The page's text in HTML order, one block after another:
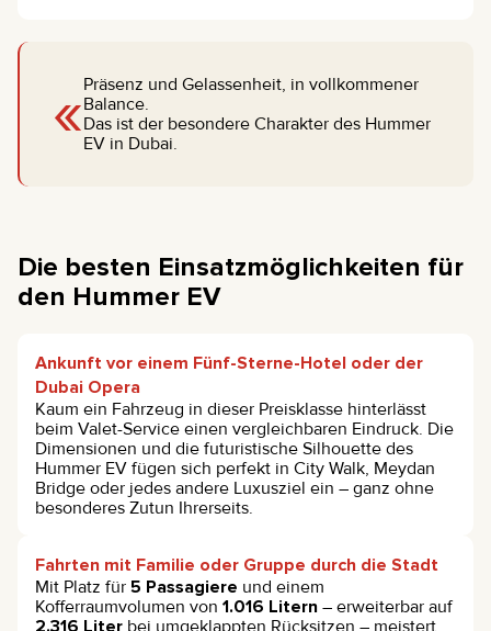
«Präsenz und Gelassenheit, in vollkommener
Balance.
Das ist der besondere Charakter des Hummer
EV in Dubai.
Die besten Einsatzmöglichkeiten für
den Hummer EV
Ankunft vor einem Fünf-Sterne-Hotel oder der
Dubai Opera
Kaum ein Fahrzeug in dieser Preisklasse hinterlässt
beim Valet-Service einen vergleichbaren Eindruck. Die
Dimensionen und die futuristische Silhouette des
Hummer EV fügen sich perfekt in City Walk, Meydan
Bridge oder jedes andere Luxusziel ein – ganz ohne
besonderes Zutun Ihrerseits.
Fahrten mit Familie oder Gruppe durch die Stadt
Mit Platz für 5 Passagiere und einem
Kofferraumvolumen von 1.016 Litern – erweiterbar auf
2.316 Liter bei umgeklappten Rücksitzen – meistert